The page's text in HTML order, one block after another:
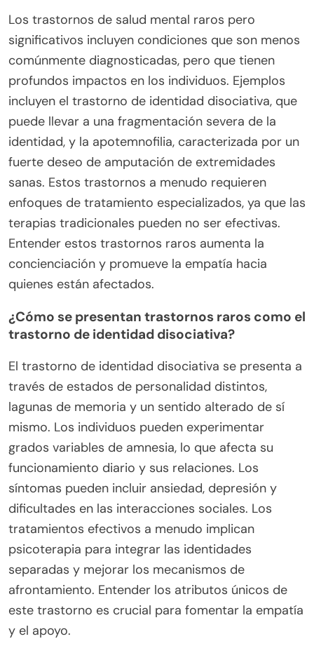
Los trastornos de salud mental raros pero
significativos incluyen condiciones que son menos
comúnmente diagnosticadas, pero que tienen
profundos impactos en los individuos. Ejemplos
incluyen el trastorno de identidad disociativa, que
puede llevar a una fragmentación severa de la
identidad, y la apotemnofilia, caracterizada por un
fuerte deseo de amputación de extremidades
sanas. Estos trastornos a menudo requieren
enfoques de tratamiento especializados, ya que las
terapias tradicionales pueden no ser efectivas.
Entender estos trastornos raros aumenta la
concienciación y promueve la empatía hacia
quienes están afectados.
¿Cómo se presentan trastornos raros como el
trastorno de identidad disociativa?
El trastorno de identidad disociativa se presenta a
través de estados de personalidad distintos,
lagunas de memoria y un sentido alterado de sí
mismo. Los individuos pueden experimentar
grados variables de amnesia, lo que afecta su
funcionamiento diario y sus relaciones. Los
síntomas pueden incluir ansiedad, depresión y
dificultades en las interacciones sociales. Los
tratamientos efectivos a menudo implican
psicoterapia para integrar las identidades
separadas y mejorar los mecanismos de
afrontamiento. Entender los atributos únicos de
este trastorno es crucial para fomentar la empatía
y el apoyo.